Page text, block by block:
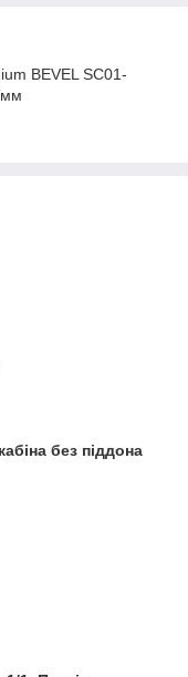
BEVEL SC01-
без піддона